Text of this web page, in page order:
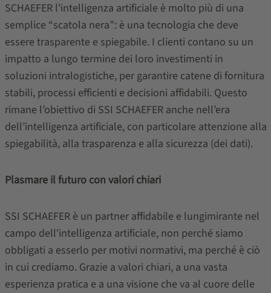
SCHAEFER l'intelligenza artificiale è molto più di una
semplice “scatola nera”: è una tecnologia che deve
essere trasparente e spiegabile. I clienti contano su un
impatto a lungo termine dei loro investimenti in
soluzioni intralogistiche, per garantire catene di fornitura
stabili, processi efficienti e decisioni affidabili. Questo
rimane l’obiettivo di SSI SCHAEFER anche nell’era
dell’intelligenza artificiale, con particolare attenzione alla
spiegabilità, alla trasparenza e alla sicurezza (dei dati).
Plasmare il futuro con valori chiari
SSI SCHAEFER è un partner affidabile e lungimirante nel
campo dell'intelligenza artificiale, non perché siamo
obbligati a esserlo per motivi normativi, ma perché è ciò
in cui crediamo. Grazie a valori chiari, a una vasta
esperienza pratica e a una visione che va al cuore delle